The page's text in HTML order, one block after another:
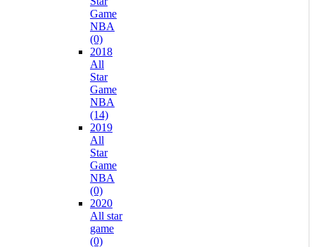
Game
NBA
(0)
2018
All
Star
Game
NBA
(14)
2019
All
Star
Game
NBA
(0)
2020
All star
game
(0)